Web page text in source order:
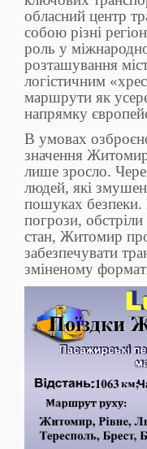
обласний центр
собою різні
роль у
розташування
логістичним
маршрути як
напрямку
В умовах
значення
лише зросло.
людей, які
пошуках безпеки.
погрози, обстріли
стан, Житомир
забезпечувати
зміненому